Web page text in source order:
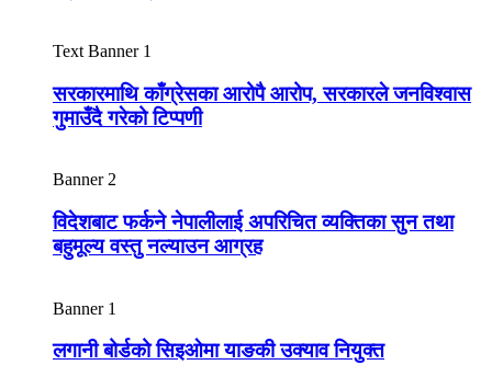
Text Banner 1
सरकारमाथि काँग्रेसका आरोपै आरोप, सरकारले जनविश्वास
गुमाउँदै गरेको टिप्पणी
Banner 2
विदेशबाट फर्कने नेपालीलाई अपरिचित व्यक्तिका सुन तथा
बहुमूल्य वस्तु नल्याउन आग्रह
Banner 1
लगानी बोर्डको सिइओमा याङकी उक्याव नियुक्त